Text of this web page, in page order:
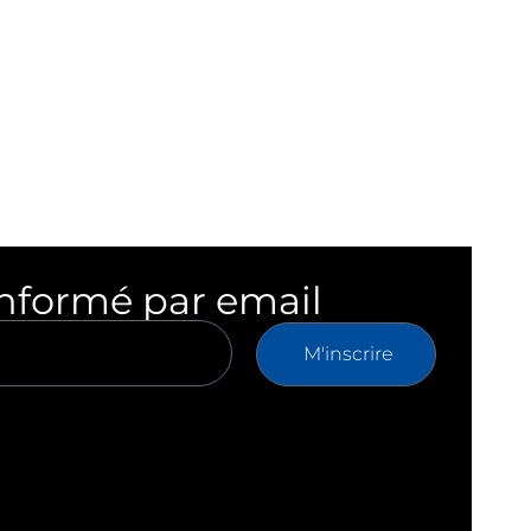
par email
M'inscrire